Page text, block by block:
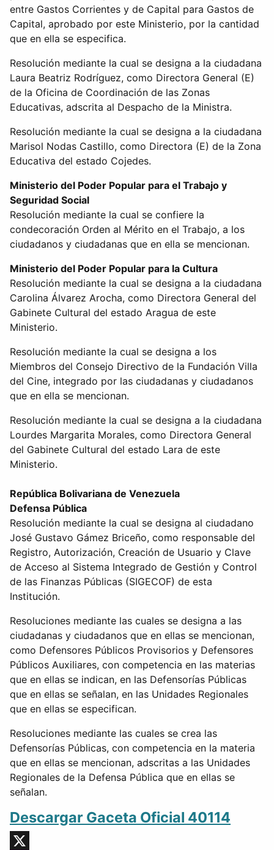
entre Gastos Corrientes y de Capital para Gastos de
Capital, aprobado por este Ministerio, por la cantidad
que en ella se especifica.
Resolución mediante la cual se designa a la ciudadana
Laura Beatriz Rodríguez, como Directora General (E)
de la Oficina de Coordinación de las Zonas
Educativas, adscrita al Despacho de la Ministra.
Resolución mediante la cual se designa a la ciudadana
Marisol Nodas Castillo, como Directora (E) de la Zona
Educativa del estado Cojedes.
Ministerio del Poder Popular para el Trabajo y
Seguridad Social
Resolución mediante la cual se confiere la
condecoración Orden al Mérito en el Trabajo, a los
ciudadanos y ciudadanas que en ella se mencionan.
Ministerio del Poder Popular para la Cultura
Resolución mediante la cual se designa a la ciudadana
Carolina Álvarez Arocha, como Directora General del
Gabinete Cultural del estado Aragua de este
Ministerio.
Resolución mediante la cual se designa a los
Miembros del Consejo Directivo de la Fundación Villa
del Cine, integrado por las ciudadanas y ciudadanos
que en ella se mencionan.
Resolución mediante la cual se designa a la ciudadana
Lourdes Margarita Morales, como Directora General
del Gabinete Cultural del estado Lara de este
Ministerio.
República Bolivariana de Venezuela
Defensa Pública
Resolución mediante la cual se designa al ciudadano
José Gustavo Gámez Briceño, como responsable del
Registro, Autorización, Creación de Usuario y Clave
de Acceso al Sistema Integrado de Gestión y Control
de las Finanzas Públicas (SIGECOF) de esta
Institución.
Resoluciones mediante las cuales se designa a las
ciudadanas y ciudadanos que en ellas se mencionan,
como Defensores Públicos Provisorios y Defensores
Públicos Auxiliares, con competencia en las materias
que en ellas se indican, en las Defensorías Públicas
que en ellas se señalan, en las Unidades Regionales
que en ellas se especifican.
Resoluciones mediante las cuales se crea las
Defensorías Públicas, con competencia en la materia
que en ellas se mencionan, adscritas a las Unidades
Regionales de la Defensa Pública que en ellas se
señalan.
Descargar Gaceta Oficial 40114